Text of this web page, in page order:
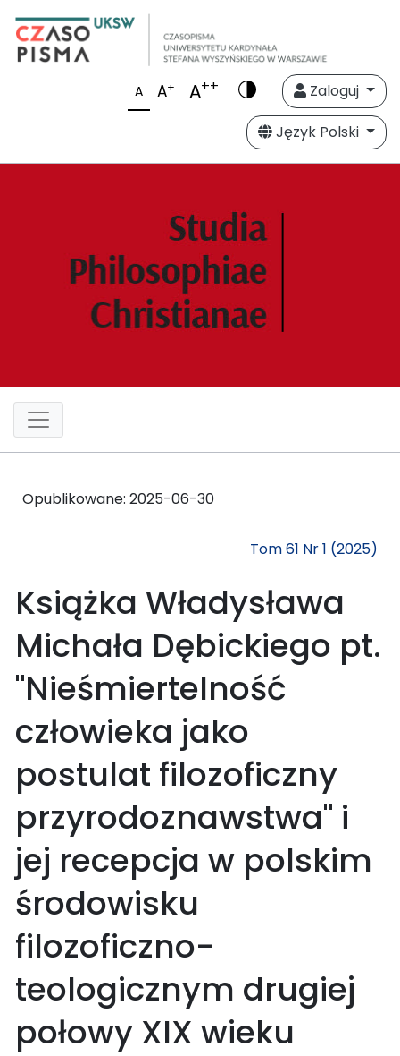
A A+ A++
Zaloguj
Język Polski
Opublikowane: 2025-06-30
Tom 61 Nr 1 (2025)
Książka Władysława
Michała Dębickiego pt.
"Nieśmiertelność
człowieka jako
postulat filozoficzny
przyrodoznawstwa" i
jej recepcja w polskim
środowisku
filozoficzno-
teologicznym drugiej
połowy XIX wieku